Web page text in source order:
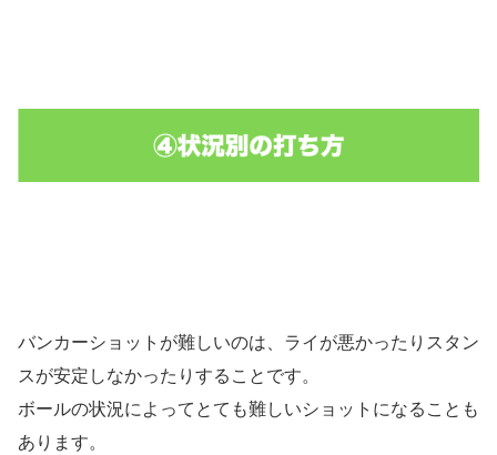
バンカーショットが難しいのは、ライが悪かったりスタン
スが安定しなかったりすることです。
ボールの状況によってとても難しいショットになることも
あります。